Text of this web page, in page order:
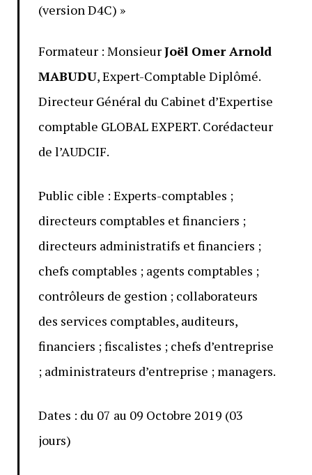
(version D4C) »
Formateur : MonsieurJoël Omer Arnold
MABUDU, Expert-Comptable Diplômé.
Directeur Général du Cabinet d’Expertise
comptable GLOBAL EXPERT. Corédacteur
de l’AUDCIF.
Public cible : Experts-comptables ;
directeurs comptables et financiers ;
directeurs administratifs et financiers ;
chefs comptables ; agents comptables ;
contrôleurs de gestion ; collaborateurs
des services comptables, auditeurs,
financiers ; fiscalistes ; chefs d’entreprise
; administrateurs d’entreprise ; managers.
Dates : du 07 au 09 Octobre 2019 (03
jours)